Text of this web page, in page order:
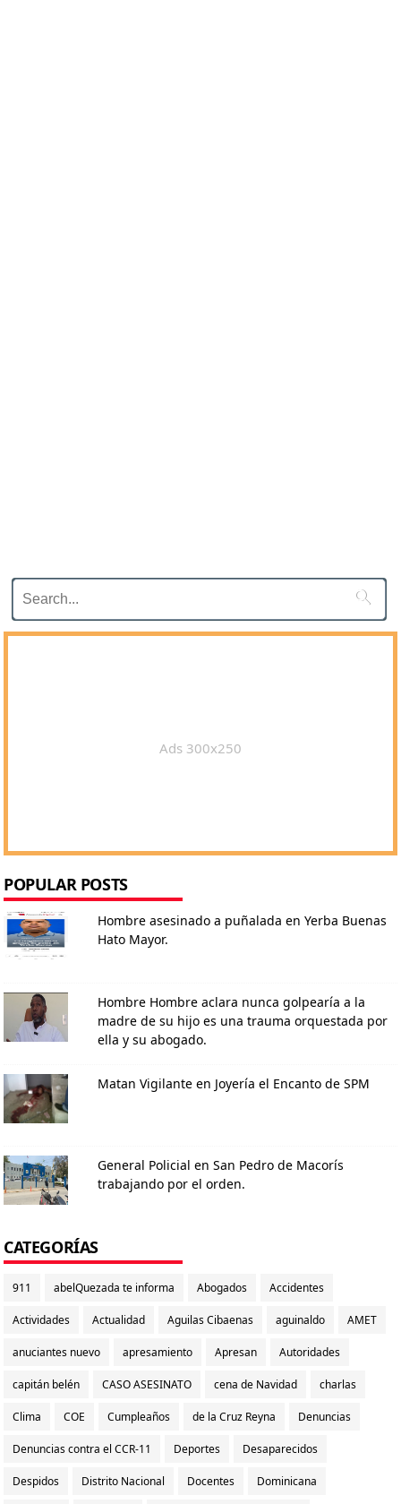

Ads 300x250
POPULAR POSTS
Hombre asesinado a puñalada en Yerba Buenas
Hato Mayor.
Hombre Hombre aclara nunca golpearía a la
madre de su hijo es una trauma orquestada por
ella y su abogado.
Matan Vigilante en Joyería el Encanto de SPM
General Policial en San Pedro de Macorís
trabajando por el orden.
CATEGORÍAS
911 abelQuezada te informa Abogados Accidentes
Actividades Actualidad Aguilas Cibaenas aguinaldo AMET
anuciantes nuevo apresamiento Apresan Autoridades
capitán belén CASO ASESINATO cena de Navidad charlas
Clima COE Cumpleaños de la Cruz Reyna Denuncias
Denuncias contra el CCR-11 Deportes Desaparecidos
Despidos Distrito Nacional Docentes Dominicana